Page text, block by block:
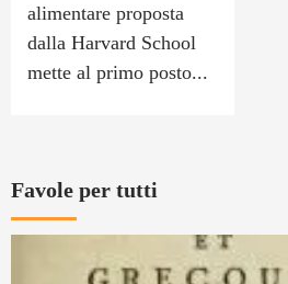
alimentare proposta
dalla Harvard School
mette al primo posto...
Favole per tutti